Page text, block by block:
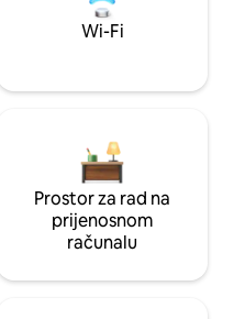
Wi-Fi
Prostor za rad na
prijenosnom
računalu